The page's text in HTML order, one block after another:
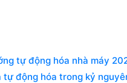
tự động hóa nhà máy
tự động hóa trong kỷ